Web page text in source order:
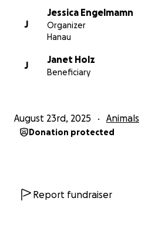
J
Jessica Engelmamn
Organizer
Hanau
J
Janet Holz
Beneficiary
August 23rd, 2025 Animals
Donation protected
Report fundraiser